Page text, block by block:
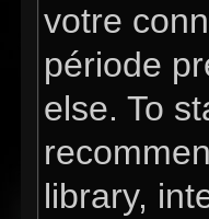
votre
période
else. To
library,